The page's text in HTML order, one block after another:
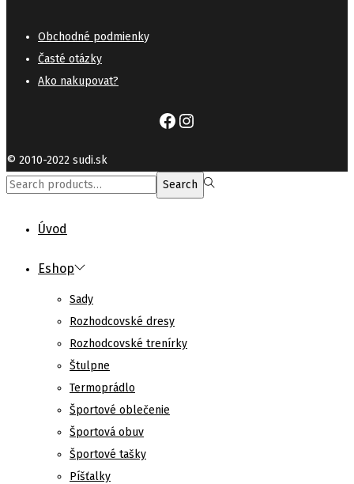
Obchodné podmienky
Časté otázky
Ako nakupovat?
Facebook
Instagram
© 2010-2022 sudi.sk
Search
Search
Úvod
Eshop
Sady
Rozhodcovské dresy
Rozhodcovské trenírky
Štulpne
Termoprádlo
Športové oblečenie
Športová obuv
Športové tašky
Píšťalky